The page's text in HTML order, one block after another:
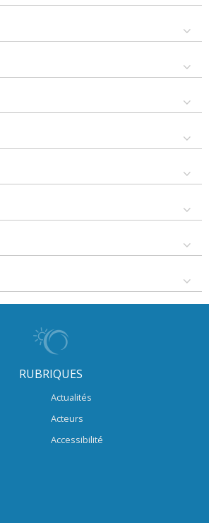
RUBRIQUES
Actualités
Acteurs
Accessibilité